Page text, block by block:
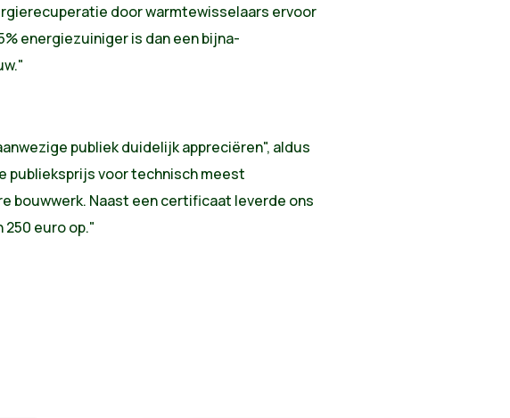
door warmtewisselaars ervoor
energiezuiniger is dan een bijna-
publiek duidelijk appreciëren", aldus
publieksprijs voor technisch meest
bouwwerk. Naast een certificaat leverde ons
250 euro op."